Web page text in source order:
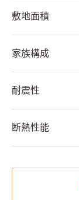
敷地面積
家族構成
耐震性
断熱性能